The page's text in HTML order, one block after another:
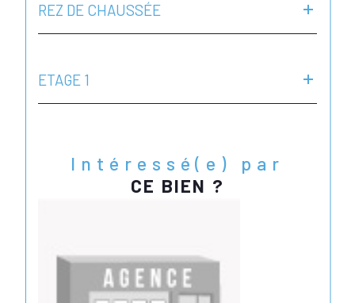
REZ DE CHAUSSÉE
ETAGE 1
Intéressé(e) par
CE BIEN ?